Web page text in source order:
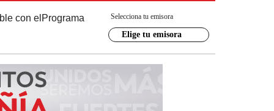
con el Programa Selecciona tu emisora
Elige tu emisora